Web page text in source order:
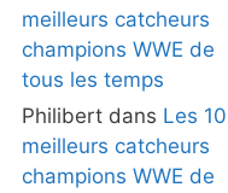
meilleurs catcheurs
champions WWE de
tous les temps
Philibert dans Les 10
meilleurs catcheurs
champions WWE de